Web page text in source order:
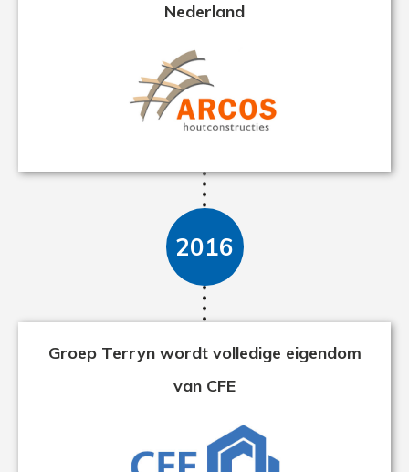
Nederland
2016
Groep Terryn wordt volledige eigendom
van CFE